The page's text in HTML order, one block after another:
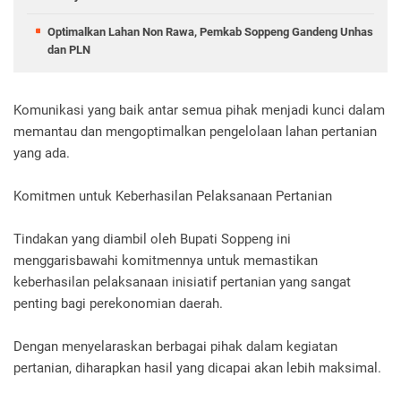
Optimalkan Lahan Non Rawa, Pemkab Soppeng Gandeng Unhas
dan PLN
Komunikasi yang baik antar semua pihak menjadi kunci dalam
memantau dan mengoptimalkan pengelolaan lahan pertanian
yang ada.
Komitmen untuk Keberhasilan Pelaksanaan Pertanian
Tindakan yang diambil oleh Bupati Soppeng ini
menggarisbawahi komitmennya untuk memastikan
keberhasilan pelaksanaan inisiatif pertanian yang sangat
penting bagi perekonomian daerah.
Dengan menyelaraskan berbagai pihak dalam kegiatan
pertanian, diharapkan hasil yang dicapai akan lebih maksimal.